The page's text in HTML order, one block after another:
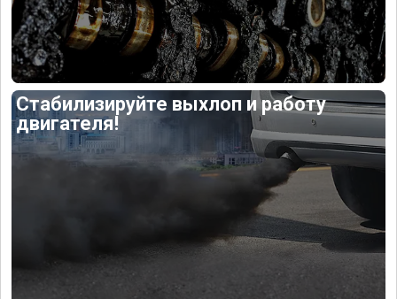
Стабилизируйте выхлоп и работу
двигателя!